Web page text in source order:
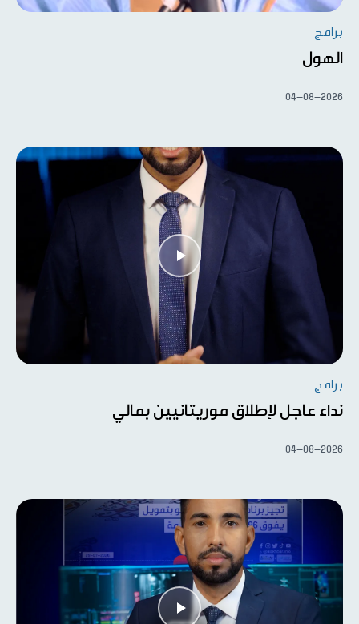
برامج
الهول
04-08-2026
برامج
نداء عاجل لإطلاق موريتانيين بمالي
04-08-2026